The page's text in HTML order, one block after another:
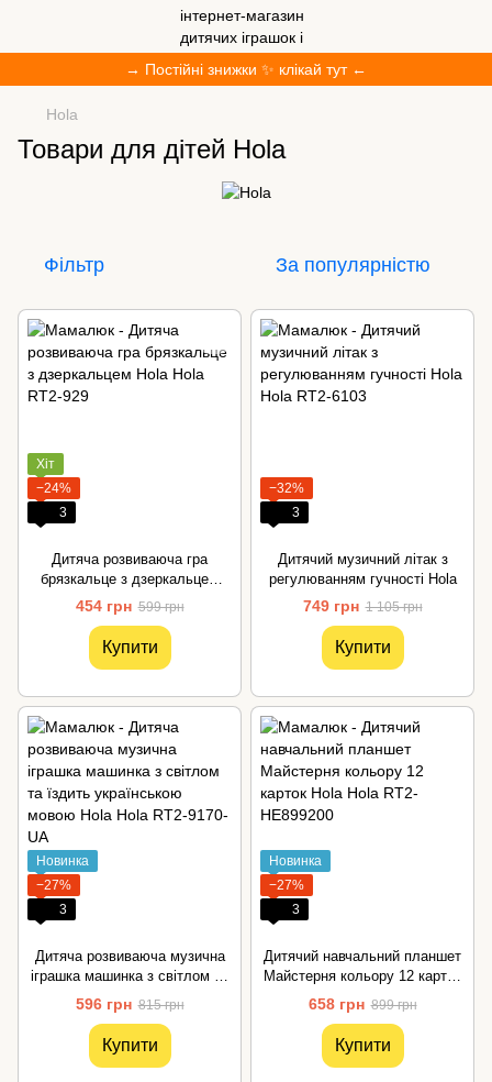
→ Постійні знижки ✨ клікай тут ←
Hola
Товари для дітей Hola
Фільтр За популярністю
Хіт
−24%
3
Дитяча розвиваюча гра
брязкальце з дзеркальцем
Hola
454 грн 599 грн
Купити
−32%
3
Дитячий музичний літак з
регулюванням гучності Hola
749 грн 1 105 грн
Купити
Новинка
−27%
3
Дитяча розвиваюча музична
іграшка машинка з світлом та
їздить українською мовою
Hola
596 грн 815 грн
Купити
Новинка
−27%
3
Дитячий навчальний планшет
Майстерня кольору 12 карток
Hola
658 грн 899 грн
Купити